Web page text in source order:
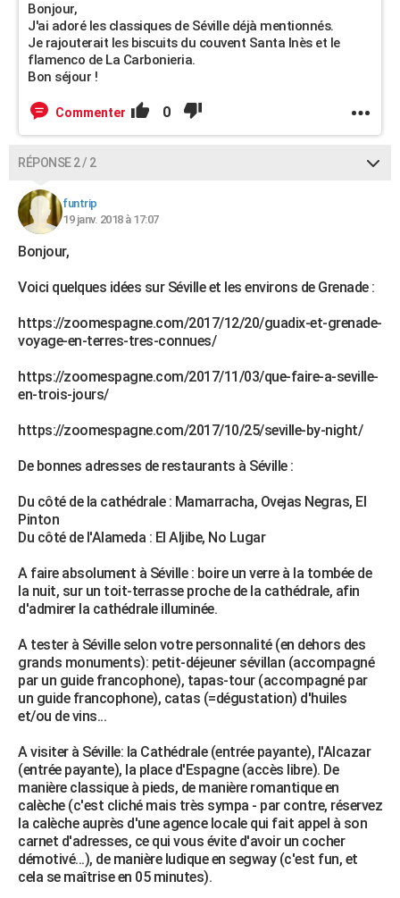
Bonjour,
J'ai adoré les classiques de Séville déjà mentionnés.
Je rajouterait les biscuits du couvent Santa Inès et le
flamenco de La Carbonieria.
Bon séjour !
Commenter 0
RÉPONSE 2 / 2
funtrip
19 janv. 2018 à 17:07
Bonjour,
Voici quelques idées sur Séville et les environs de Grenade :
https://zoomespagne.com/2017/12/20/guadix-et-grenade-
voyage-en-terres-tres-connues/
https://zoomespagne.com/2017/11/03/que-faire-a-seville-
en-trois-jours/
https://zoomespagne.com/2017/10/25/seville-by-night/
De bonnes adresses de restaurants à Séville :
Du côté de la cathédrale : Mamarracha, Ovejas Negras, El
Pinton
Du côté de l'Alameda : El Aljibe, No Lugar
A faire absolument à Séville : boire un verre à la tombée de
la nuit, sur un toit-terrasse proche de la cathédrale, afin
d'admirer la cathédrale illuminée.
A tester à Séville selon votre personnalité (en dehors des
grands monuments): petit-déjeuner sévillan (accompagné
par un guide francophone), tapas-tour (accompagné par
un guide francophone), catas (=dégustation) d'huiles
et/ou de vins...
A visiter à Séville: la Cathédrale (entrée payante), l'Alcazar
(entrée payante), la place d'Espagne (accès libre). De
manière classique à pieds, de manière romantique en
calèche (c'est cliché mais très sympa - par contre, réservez
la calèche auprès d'une agence locale qui fait appel à son
carnet d'adresses, ce qui vous évite d'avoir un cocher
démotivé...), de manière ludique en segway (c'est fun, et
cela se maîtrise en 05 minutes).